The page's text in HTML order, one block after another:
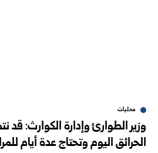
محليات
وزير الطوارئ وإدارة الكوارث:
الحرائق اليوم وتحتاج عدة أيام